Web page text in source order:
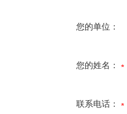
您的单位：
您的姓名：
联系电话：